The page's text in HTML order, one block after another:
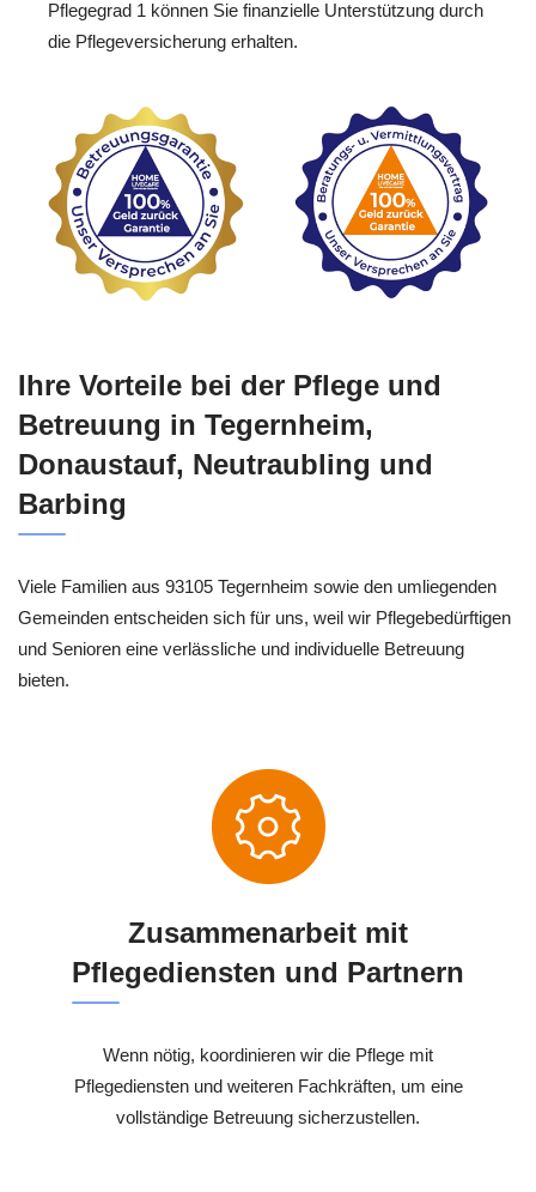
Pflegegrad 1 können Sie finanzielle Unterstützung durch
die Pflegeversicherung erhalten.
Ihre Vorteile bei der Pflege und
Betreuung in Tegernheim,
Donaustauf, Neutraubling und
Barbing
Viele Familien aus 93105 Tegernheim sowie den umliegenden
Gemeinden entscheiden sich für uns, weil wir Pflegebedürftigen
und Senioren eine verlässliche und individuelle Betreuung
bieten.
Zusammenarbeit mit
Pflegediensten und Partnern
Wenn nötig, koordinieren wir die Pflege mit
Pflegediensten und weiteren Fachkräften, um eine
vollständige Betreuung sicherzustellen.